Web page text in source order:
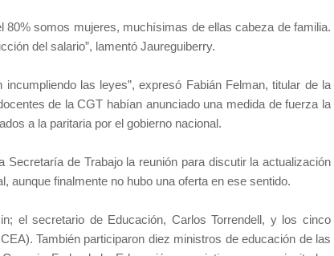
somos mujeres, muchísimas de ellas cabeza de familia.
del salario”, lamentó Jaureguiberry.
las leyes”, expresó Fabián Felman, titular de la
de la CGT habían anunciado una medida de fuerza la
a la paritaria por el gobierno nacional.
de Trabajo la reunión para discutir la actualización
aunque finalmente no hubo una oferta en ese sentido.
el secretario de Educación, Carlos Torrendell, y los cinco
También participaron diez ministros de educación de las